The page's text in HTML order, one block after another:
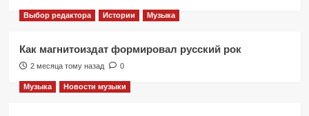
Выбор редактора Истории Музыка
Как магнитоиздат формировал русский рок
2 месяца тому назад 0
Музыка Новости музыки